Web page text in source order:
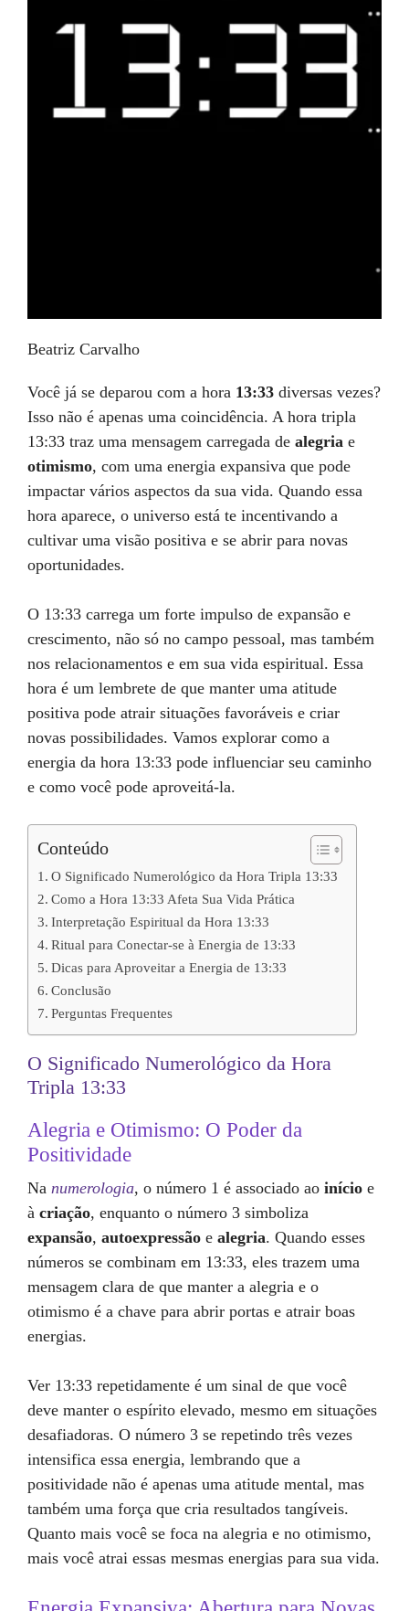
Beatriz Carvalho
Você já se deparou com a hora 13:33 diversas vezes?
Isso não é apenas uma coincidência. A hora tripla
13:33 traz uma mensagem carregada de alegria e
otimismo, com uma energia expansiva que pode
impactar vários aspectos da sua vida. Quando essa
hora aparece, o universo está te incentivando a
cultivar uma visão positiva e se abrir para novas
oportunidades.
O 13:33 carrega um forte impulso de expansão e
crescimento, não só no campo pessoal, mas também
nos relacionamentos e em sua vida espiritual. Essa
hora é um lembrete de que manter uma atitude
positiva pode atrair situações favoráveis e criar
novas possibilidades. Vamos explorar como a
energia da hora 13:33 pode influenciar seu caminho
e como você pode aproveitá-la.
Conteúdo
O Significado Numerológico da Hora Tripla 13:33
Como a Hora 13:33 Afeta Sua Vida Prática
Interpretação Espiritual da Hora 13:33
Ritual para Conectar-se à Energia de 13:33
Dicas para Aproveitar a Energia de 13:33
Conclusão
Perguntas Frequentes
O Significado Numerológico da Hora
Tripla 13:33
Alegria e Otimismo: O Poder da
Positividade
Na numerologia, o número 1 é associado ao início e
à criação, enquanto o número 3 simboliza
expansão, autoexpressão e alegria. Quando esses
números se combinam em 13:33, eles trazem uma
mensagem clara de que manter a alegria e o
otimismo é a chave para abrir portas e atrair boas
energias.
Ver 13:33 repetidamente é um sinal de que você
deve manter o espírito elevado, mesmo em situações
desafiadoras. O número 3 se repetindo três vezes
intensifica essa energia, lembrando que a
positividade não é apenas uma atitude mental, mas
também uma força que cria resultados tangíveis.
Quanto mais você se foca na alegria e no otimismo,
mais você atrai essas mesmas energias para sua vida.